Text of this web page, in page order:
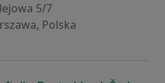
5/7
Polska